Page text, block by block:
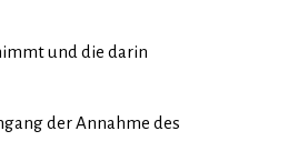
und die darin
der Annahme des